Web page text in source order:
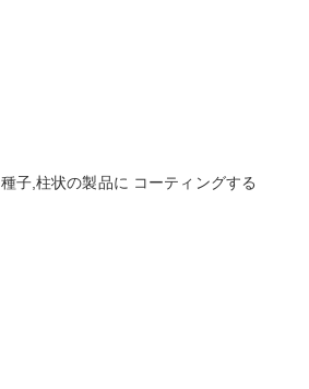
子,柱状の製品に コーティングする